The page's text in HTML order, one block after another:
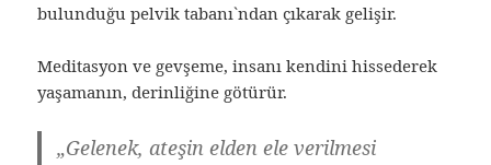
bulunduğu pelvik tabanı`ndan çıkarak gelişir.
Meditasyon ve gevşeme, insanı kendini hissederek
yaşamanın, derinliğine götürür.
„Gelenek, ateşin elden ele verilmesi